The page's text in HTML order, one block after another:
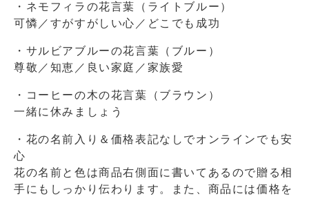
・ネモフィラの花言葉（ライトブルー）
可憐／すがすがしい心／どこでも成功
・サルビアブルーの花言葉（ブルー）
尊敬／知恵／良い家庭／家族愛
・コーヒーの木の花言葉（ブラウン）
一緒に休みましょう
・花の名前入り＆価格表記なしでオンラインでも安
心
花の名前と色は商品右側面に書いてあるので贈る相
手にもしっかり伝わります。また、商品には価格を